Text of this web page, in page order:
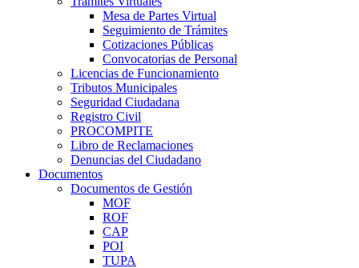
Mesa de Partes Virtual
Seguimiento de Trámites
Cotizaciones Públicas
Convocatorias de Personal
Licencias de Funcionamiento
Tributos Municipales
Seguridad Ciudadana
Registro Civil
PROCOMPITE
Libro de Reclamaciones
Denuncias del Ciudadano
Documentos
Documentos de Gestión
MOF
ROF
CAP
POI
TUPA